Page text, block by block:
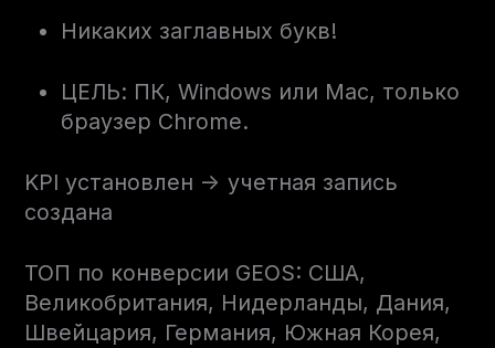
Никаких заглавных букв!
ЦЕЛЬ: ПК, Windows или Mac, только
браузер Chrome.
KPI установлен -> учетная запись
создана
ТОП по конверсии GEOS: США,
Великобритания, Нидерланды, Дания,
Швейцария, Германия, Южная Корея,